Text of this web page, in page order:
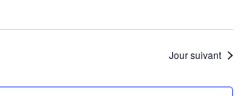
Jour suivant